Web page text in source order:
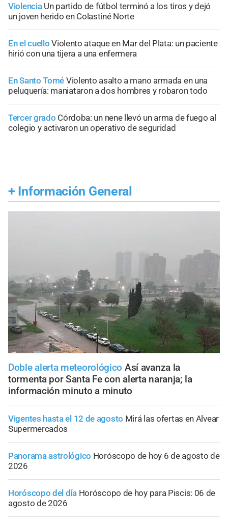
Violencia Un partido de fútbol terminó a los tiros y dejó
un joven herido en Colastiné Norte
En el cuello Violento ataque en Mar del Plata: un paciente
hirió con una tijera a una enfermera
En Santo Tomé Violento asalto a mano armada en una
peluquería: maniataron a dos hombres y robaron todo
Tercer grado Córdoba: un nene llevó un arma de fuego al
colegio y activaron un operativo de seguridad
+ Información General
Doble alerta meteorológico Así avanza la
tormenta por Santa Fe con alerta naranja; la
información minuto a minuto
Vigentes hasta el 12 de agosto Mirá las ofertas en Alvear
Supermercados
Panorama astrológico Horóscopo de hoy 6 de agosto de
2026
Horóscopo del día Horóscopo de hoy para Piscis: 06 de
agosto de 2026